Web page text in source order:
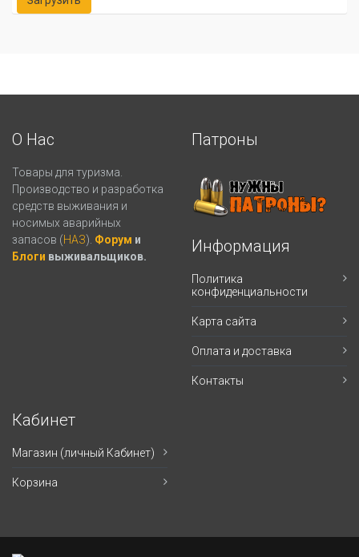
О Нас
Товары для туризма.
Производство и разработка
средств выживания и
носимых аварийных
запасов (НАЗ). Форум и
Блоги выживальщиков.
Патроны
Информация
Политика
конфиденциальности
Карта сайта
Оплата и доставка
Контакты
Кабинет
Магазин (личный Кабинет)
Корзина